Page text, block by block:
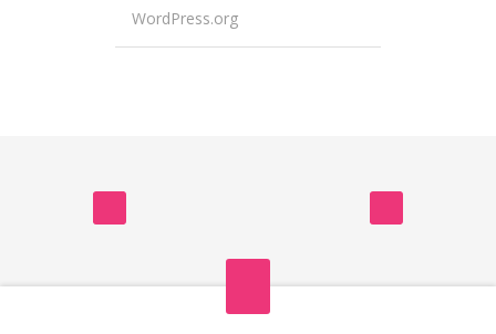
WordPress.org